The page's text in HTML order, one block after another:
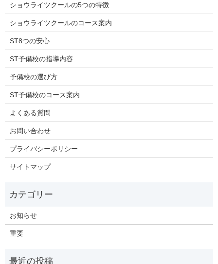
ショウライツクールの5つの特徴
ショウライツクールのコース案内
ST8つの安心
ST予備校の指導内容
予備校の選び方
ST予備校のコース案内
よくある質問
お問い合わせ
プライバシーポリシー
サイトマップ
お知らせ
重要